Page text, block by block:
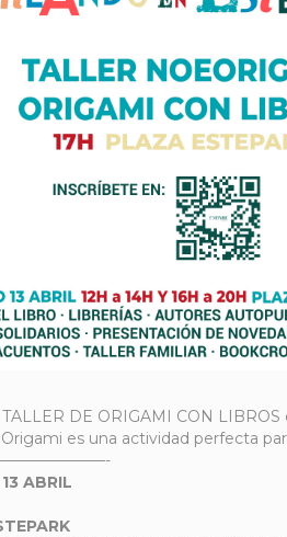
DE ORIGAMI CON
es una actividad perfecta
ABRIL